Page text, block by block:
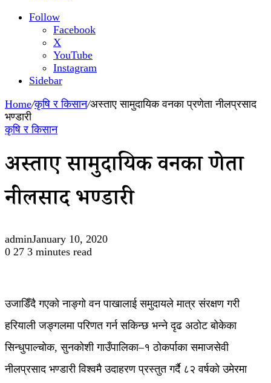
Follow
Facebook
X
YouTube
Instagram
Sidebar
Home/कृषि र किसान/अस्ताए सामुदायिक वनका प्रणेता नीलप्रसाद
भण्डारी
कृषि र किसान
अस्ताए सामुदायिक वनका प्रणेता
नीलप्रसाद भण्डारी
adminJanuary 10, 2020
0 27 3 minutes read
उजाडिँदै गएको नाङ्गो वन पाखालाई समुदायले मात्र संरक्षण गरी
हरियाली जङ्गलमा परिणत गर्न सकिन्छ भन्ने दृढ अठोट बोकेका
सिन्धुपाल्चोक, सुनकोशी गाउँपालिका–१ ठोकर्पाका समाजसेवी
नीलप्रसाद भण्डारी विश्वमै उदाहरण प्रस्तुत गर्दै ८२ वर्षको उमेरमा